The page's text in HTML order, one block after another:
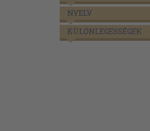
NYELV
KÜLÖNLEGESSÉGEK